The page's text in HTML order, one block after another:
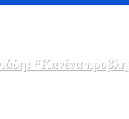
“Κανένα